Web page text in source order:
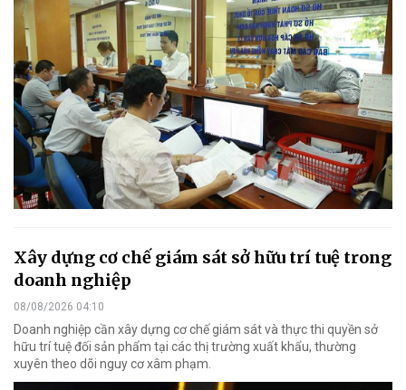
Xây dựng cơ chế giám sát sở hữu trí tuệ trong
doanh nghiệp
08/08/2026 04:10
Doanh nghiệp cần xây dựng cơ chế giám sát và thực thi quyền sở
hữu trí tuệ đối sản phẩm tại các thị trường xuất khẩu, thường
xuyên theo dõi nguy cơ xâm phạm.